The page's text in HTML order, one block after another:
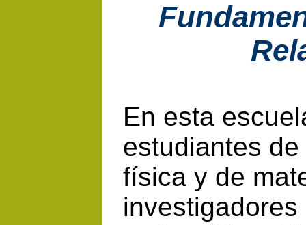
En esta
estudiantes
física y de